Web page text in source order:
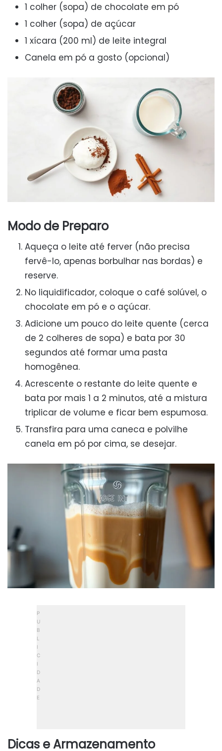
1 colher (sopa) de chocolate em pó
1 colher (sopa) de açúcar
1 xícara (200 ml) de leite integral
Canela em pó a gosto (opcional)
Modo de Preparo
Aqueça o leite até ferver (não precisa
fervê-lo, apenas borbulhar nas bordas) e
reserve.
No liquidificador, coloque o café solúvel, o
chocolate em pó e o açúcar.
Adicione um pouco do leite quente (cerca
de 2 colheres de sopa) e bata por 30
segundos até formar uma pasta
homogênea.
Acrescente o restante do leite quente e
bata por mais 1 a 2 minutos, até a mistura
triplicar de volume e ficar bem espumosa.
Transfira para uma caneca e polvilhe
canela em pó por cima, se desejar.
Dicas e Armazenamento